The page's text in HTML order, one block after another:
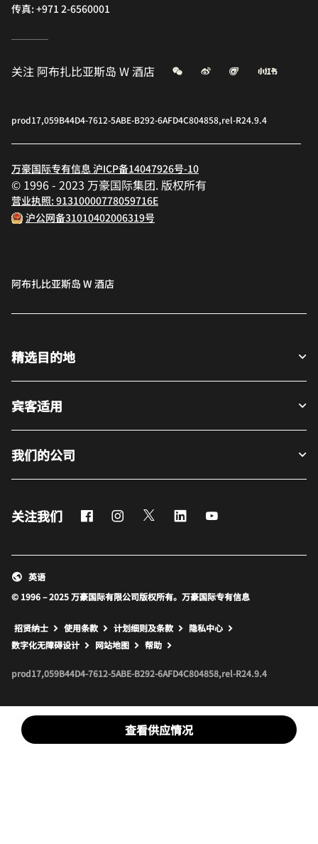
查看供应情况
传真:+971 2-6560001
关注 阿布扎比亚斯岛 W 酒店 微信 微博 飞猪 小红书
prod17,059B44D4-7612-5ABE-B292-6AFD4C804858,rel-R24.9.4
万豪国际专有信息 沪ICP备14047926号-10
© 1996 - 2023 万豪国际集团. 版权所有
营业执照: 91310000778059716E
沪公网备31010402006319号
阿布扎比亚斯岛 W 酒店
精选目的地
宾客适用
我们的公司
关注我们 FacebookInstagram
Twitter LinkedIn
© 1996 – 2025 万豪国际有限公司版权所有。万豪国际专有信息
英语
招贤纳士 使用条款 计划细则及条款
隐私中心
数字化无障碍设计
网站地图 打开新窗口
帮助
prod17,059B44D4-7612-5ABE-B292-6AFD4C804858,rel-R24.9.4